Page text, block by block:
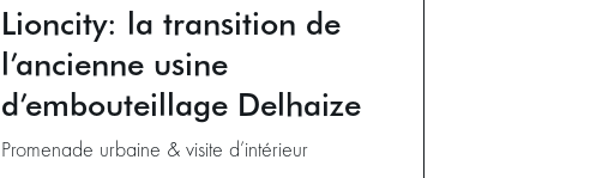
Lioncity: la transition de
l’ancienne usine
d’embouteillage Delhaize
Promenade urbaine & visite d’intérieur